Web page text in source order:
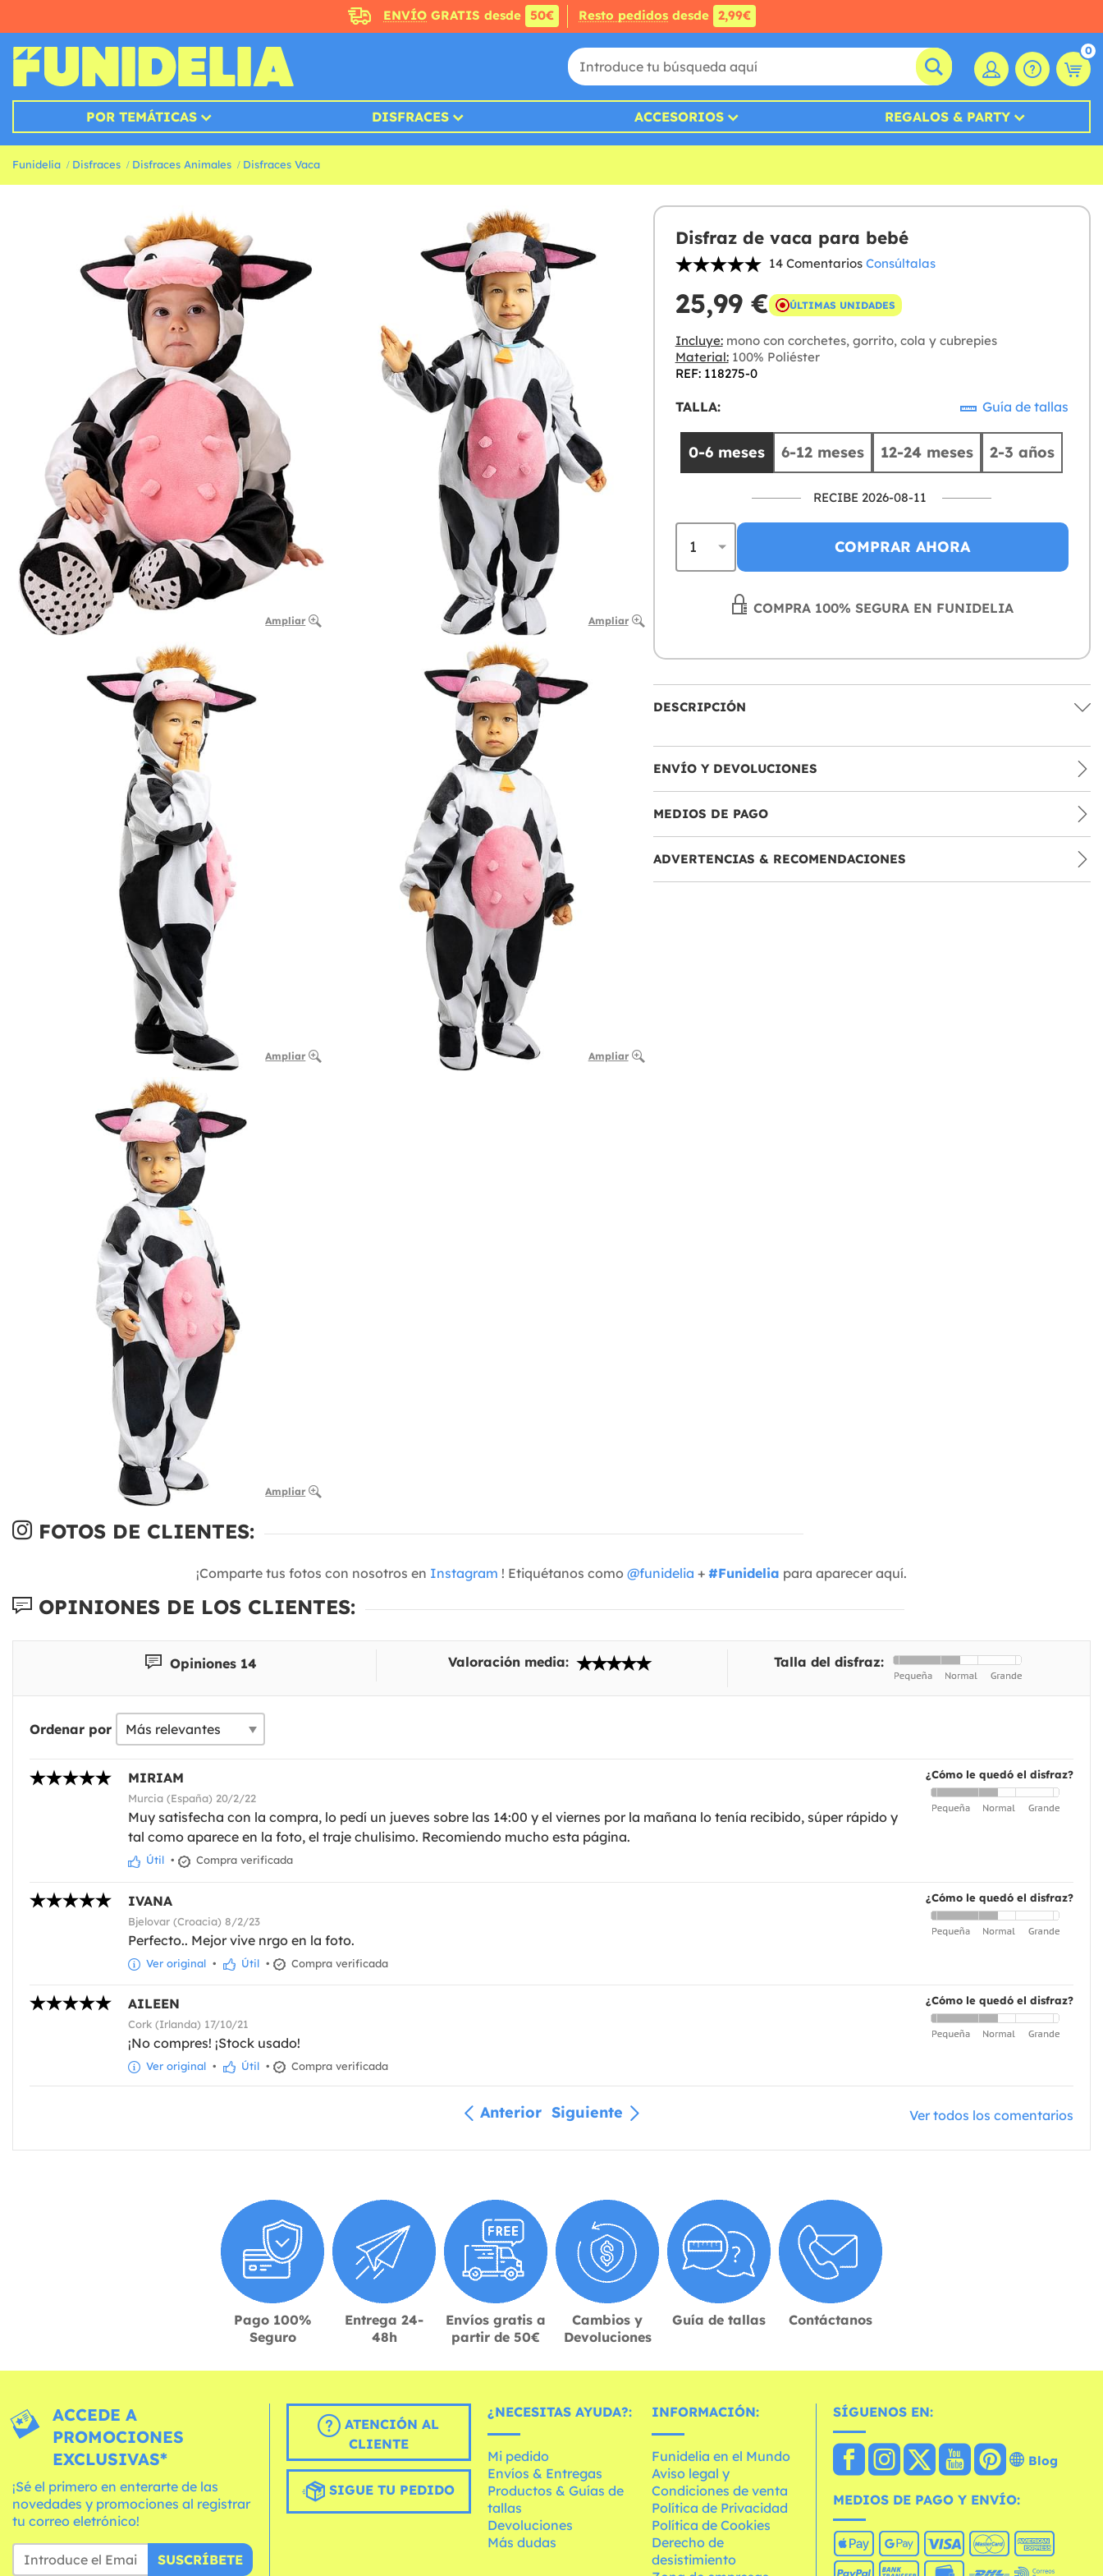
ENVÍOGRATIS desde 50€ Resto pedidosdesde 2,99€
0
POR TEMÁTICAS DISFRACES ACCESORIOS REGALOS & PARTY
Funidelia Disfraces Disfraces Animales Disfraces Vaca
Ampliar Ampliar
Ampliar Ampliar
Ampliar
Disfraz de vaca para bebé
14 Comentarios Consúltalas
25,99 € ÚLTIMAS UNIDADES
Incluye:mono con corchetes, gorrito, cola y cubrepies
Material:100% Poliéster
REF: 118275-0
TALLA: Guía de tallas
0-6 meses 6-12 meses 12-24 meses 2-3 años
RECIBE 2026-08-11
COMPRAR AHORA
COMPRA 100% SEGURA EN FUNIDELIA
DESCRIPCIÓN
ENVÍO Y DEVOLUCIONES
MEDIOS DE PAGO
ADVERTENCIAS & RECOMENDACIONES
FOTOS DE CLIENTES:
¡Comparte tus fotos con nosotros en Instagram ! Etiquétanos como @funidelia + #Funidelia para aparecer aquí.
OPINIONES DE LOS CLIENTES:
Opiniones 14 Valoración media: Talla del disfraz:
Ordenar por
¿Cómo le quedó el disfraz?
MIRIAM
Murcia (España) 20/2/22
Muy satisfecha con la compra, lo pedí un jueves sobre las 14:00 y el viernes por la mañana lo tenía recibido, súper rápido y
tal como aparece en la foto, el traje chulisimo. Recomiendo mucho esta página.
Útil • Compra verificada
¿Cómo le quedó el disfraz?
IVANA
Bjelovar (Croacia) 8/2/23
Perfecto.. Mejor vive nrgo en la foto.
Ver original • Útil • Compra verificada
¿Cómo le quedó el disfraz?
AILEEN
Cork (Irlanda) 17/10/21
¡No compres! ¡Stock usado!
Ver original • Útil • Compra verificada
Anterior Siguiente Ver todos los comentarios
Pago 100%
Seguro
Entrega 24-
48h
Envíos gratis a
partir de 50€
Cambios y
Devoluciones
Guía de tallas Contáctanos
ACCEDE A
PROMOCIONES
EXCLUSIVAS*
¡Sé el primero en enterarte de las
novedades y promociones al registrar
tu correo eletrónico!
SUSCRÍBETE
ATENCIÓN AL
CLIENTE
SIGUE TU PEDIDO
¿NECESITAS AYUDA?:
Mi pedido
Envíos & Entregas
Productos & Guías de
tallas
Devoluciones
Más dudas
INFORMACIÓN:
Funidelia en el Mundo
Aviso legal y
Condiciones de venta
Política de Privacidad
Política de Cookies
Derecho de
desistimiento
SÍGUENOS EN:
Blog
MEDIOS DE PAGO Y ENVÍO: